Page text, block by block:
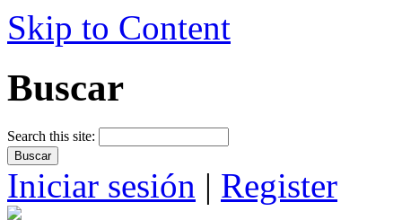
Skip to Content
Buscar
Search this site:
Iniciar sesión | Register